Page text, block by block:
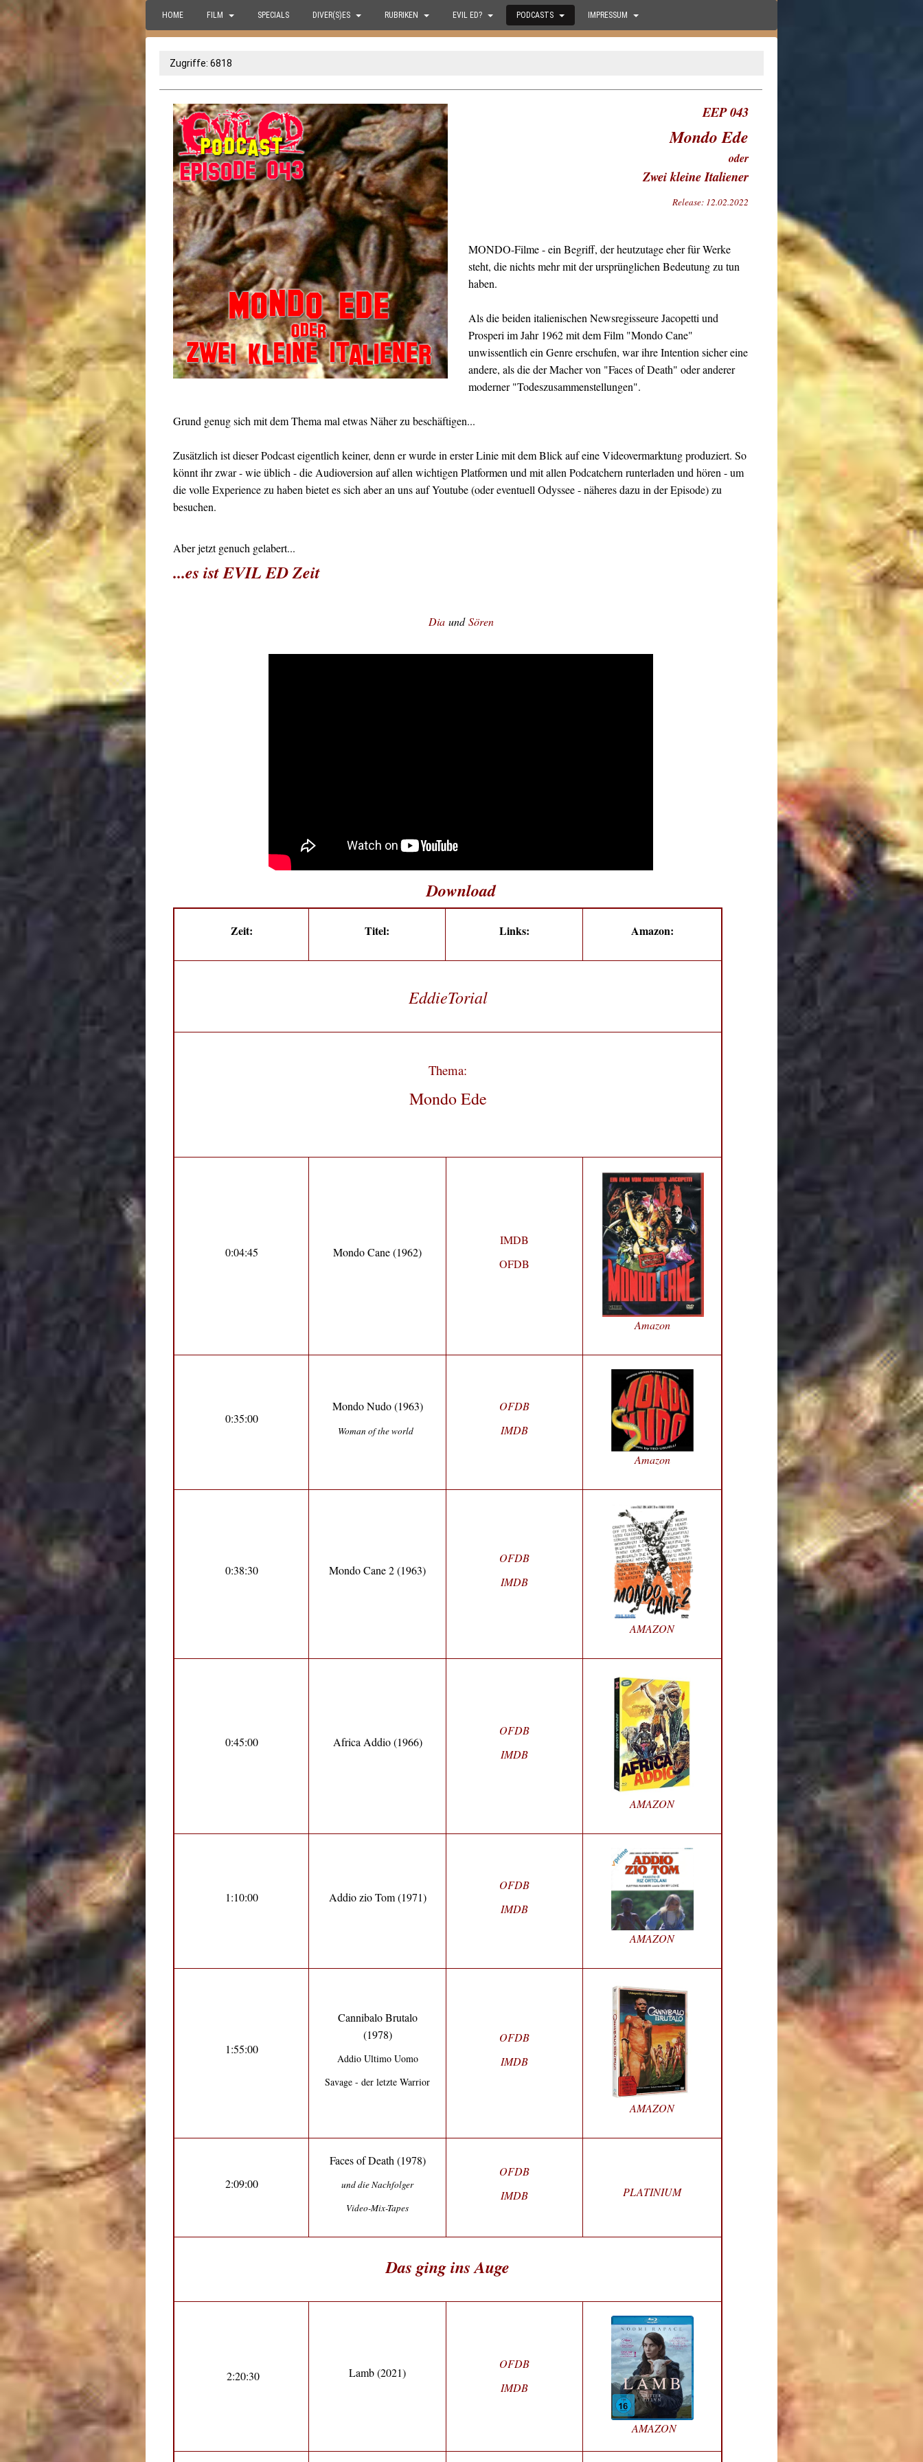
HOME FILM SPECIALS DIVER(S)ES RUBRIKEN EVIL ED? PODCASTS IMPRESSUM
Zugriffe: 6818
EEP 043
Mondo Ede
oder
Zwei kleine Italiener
Release: 12.02.2022
MONDO-Filme - ein Begriff, der heutzutage eher für Werke
steht, die nichts mehr mit der ursprünglichen Bedeutung zu tun
haben.
Als die beiden italienischen Newsregisseure Jacopetti und
Prosperi im Jahr 1962 mit dem Film "Mondo Cane"
unwissentlich ein Genre erschufen, war ihre Intention sicher eine
andere, als die der Macher von "Faces of Death" oder anderer
moderner "Todeszusammenstellungen".
Grund genug sich mit dem Thema mal etwas Näher zu beschäftigen...
Zusätzlich ist dieser Podcast eigentlich keiner, denn er wurde in erster Linie mit dem Blick auf eine Videovermarktung produziert. So
könnt ihr zwar - wie üblich - die Audioversion auf allen wichtigen Platformen und mit allen Podcatchern runterladen und hören - um
die volle Experience zu haben bietet es sich aber an uns auf Youtube (oder eventuell Odyssee - näheres dazu in der Episode) zu
besuchen.
Aber jetzt genuch gelabert...
...es ist EVIL ED Zeit
Dia undSören
Download
Zeit: Titel: Links: Amazon:
EddieTorial
Thema:
Mondo Ede
0:04:45 Mondo Cane (1962)
IMDB
OFDB
Amazon
0:35:00
Mondo Nudo(1963)
Woman of the world
OFDB
IMDB
Amazon
0:38:30 Mondo Cane 2 (1963)
OFDB
IMDB
AMAZON
0:45:00 Africa Addio (1966)
OFDB
IMDB
AMAZON
1:10:00 Addio zio Tom (1971)
OFDB
IMDB
AMAZON
1:55:00
Cannibalo Brutalo
(1978)
Addio Ultimo Uomo
Savage - der letzte Warrior
OFDB
IMDB
AMAZON
2:09:00
Faces of Death (1978)
und die Nachfolger
Video-Mix-Tapes
OFDB
IMDB
PLATINIUM
Das ging ins Auge
2:20:30 Lamb (2021)
OFDB
IMDB
AMAZON